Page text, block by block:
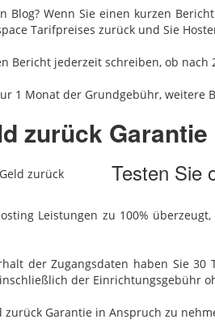
Blog? Wenn Sie einen kurzen
Tarifpreises zurück und Sie
Bericht jederzeit schreiben, ob
1 Monat der Grundgebühr, weitere
zurück Garantie
Testen Sie
Leistungen zu 100%
der Zugangsdaten haben Sie
der Einrichtungsgebühr
zurück Garantie in Anspruch zu